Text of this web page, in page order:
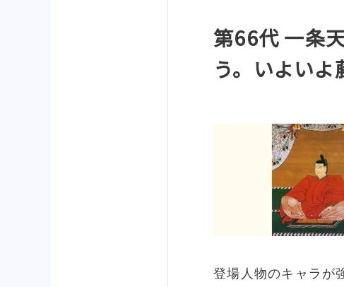
第66代 一条
う。いよいよ
登場人物のキャラが